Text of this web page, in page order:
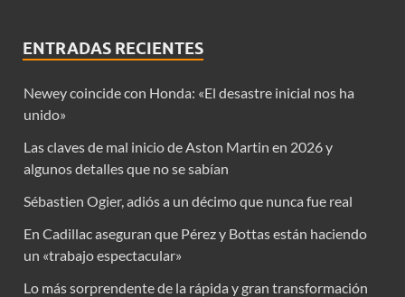
ENTRADAS RECIENTES
Newey coincide con Honda: «El desastre inicial nos ha
unido»
Las claves de mal inicio de Aston Martin en 2026 y
algunos detalles que no se sabían
Sébastien Ogier, adiós a un décimo que nunca fue real
En Cadillac aseguran que Pérez y Bottas están haciendo
un «trabajo espectacular»
Lo más sorprendente de la rápida y gran transformación